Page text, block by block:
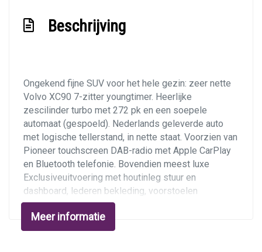
Lendesteun(en) verstelbaar
Passagiersstoel in hoogte verstelbaar
Standkachel
Stuur leder
Stuur verstelbaar
Stuurbekrachtiging
Verstelbare stuurkolom
Voorstoelen verwarmd
Beschrijving
Ongekend fijne SUV voor het hele gezin: zeer nette
Volvo XC90 7-zitter youngtimer. Heerlijke
zescilinder turbo met 272 pk en een soepele
automaat (gespoeld). Nederlands geleverde auto
met logische tellerstand, in nette staat. Voorzien van
Pioneer touchscreen DAB-radio met Apple CarPlay
en Bluetooth telefonie. Bovendien meest luxe
Exclusiveuitvoering met houtinleg stuur en
dashboard, lederen bekleding, voorstoelen
elektrisch verstelbaar met memory,
stoelverwarming, parkeersensoren, cruise control,
automatische airco en trekhaak 2.250 kg. Hij is
Meer informatie